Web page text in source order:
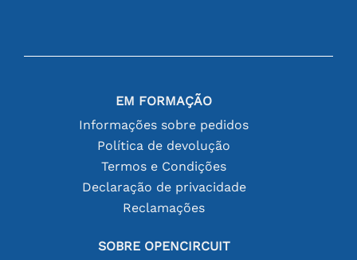
EM FORMAÇÃO
Informações sobre pedidos
Política de devolução
Termos e Condições
Declaração de privacidade
Reclamações
SOBRE OPENCIRCUIT